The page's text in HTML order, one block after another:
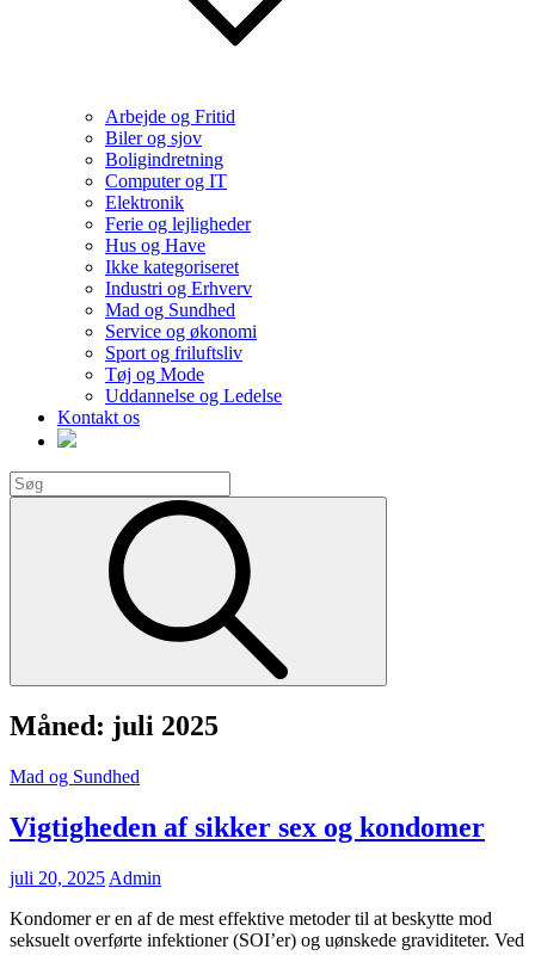
Arbejde og Fritid
Biler og sjov
Boligindretning
Computer og IT
Elektronik
Ferie og lejligheder
Hus og Have
Ikke kategoriseret
Industri og Erhverv
Mad og Sundhed
Service og økonomi
Sport og friluftsliv
Tøj og Mode
Uddannelse og Ledelse
Kontakt os
Search
for:
Måned: juli 2025
Cat
Mad og Sundhed
Vigtigheden af sikker sex og kondomer
Posted
juli 20, 2025 Admin
Kondomer er en af de mest effektive metoder til at beskytte mod
seksuelt overførte infektioner (SOI’er) og uønskede graviditeter. Ved